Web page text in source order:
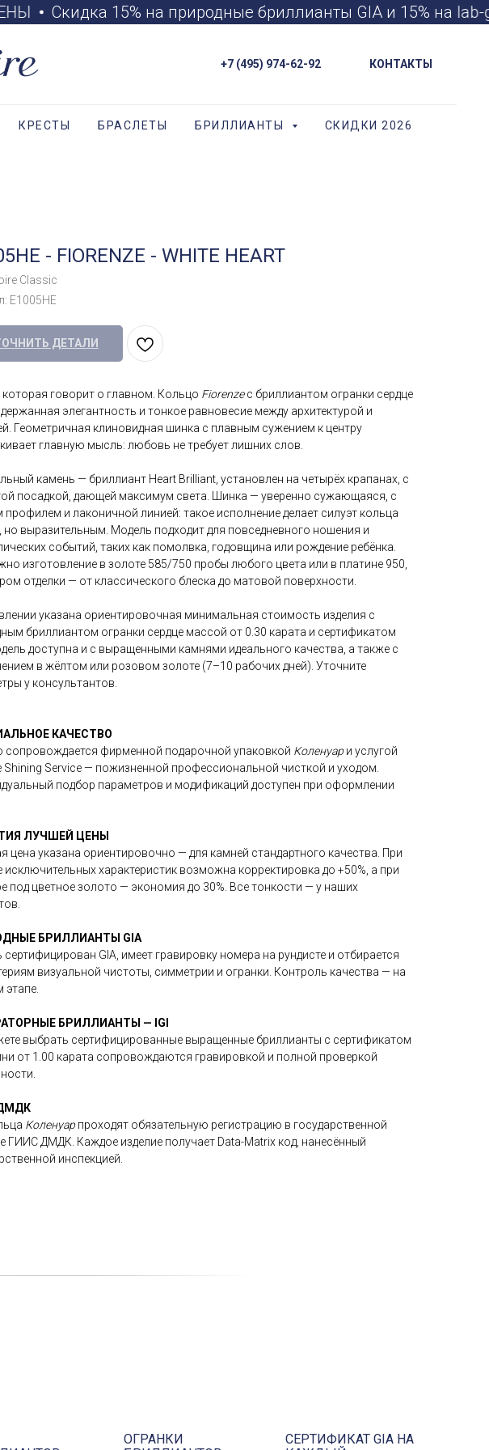
Скидка 15% на природные бриллианты GIA и 15% на
+7 (495) 974-62-92 КОНТАКТЫ
КРЕСТЫ БРАСЛЕТЫ БРИЛЛИАНТЫ СКИДКИ 2026
- FIORENZE - WHITE HEART
Classic
E1005HE
ДЕТАЛИ
говорит о главном. Кольцо Fiorenzeс бриллиантом огранки сердце
элегантность и тонкое равновесие между архитектурой и
Геометричная клиновидная шинка с плавным сужением к центру
главную мысль: любовь не требует лишних слов.
камень — бриллиант Heart Brilliant, установлен на четырёх крапанах, с
посадкой, дающей максимум света. Шинка — уверенно сужающаяся, с
профилем и лаконичной линией: такое исполнение делает силуэт кольца
но выразительным. Модель подходит для повседневного ношения и
событий, таких как помолвка, годовщина или рождение ребёнка.
изготовление в золоте 585/750 пробы любого цвета или в платине 950,
отделки — от классического блеска до матовой поверхности.
указана ориентировочная минимальная стоимость изделия с
бриллиантом огранки сердце массой от 0.30 карата и сертификатом
доступна и с выращенными камнями идеального качества, а также с
в жёлтом или розовом золоте (7–10 рабочих дней). Уточните
у консультантов.
КАЧЕСТВО
сопровождается фирменной подарочной упаковкой Коленуари услугой
Shining Service — пожизненной профессиональной чисткой и уходом.
подбор параметров и модификаций доступен при оформлении
ЛУЧШЕЙ ЦЕНЫ
цена указана ориентировочно — для камней стандартного качества. При
исключительных характеристик возможна корректировка до +50%, а при
под цветное золото — экономия до 30%. Все тонкости — у наших
БРИЛЛИАНТЫ GIA
сертифицирован GIA, имеет гравировку номера на рундисте и отбирается
визуальной чистоты, симметрии и огранки. Контроль качества — на
этапе.
БРИЛЛИАНТЫ — IGI
выбрать сертифицированные выращенные бриллианты с сертификатом
от 1.00 карата сопровождаются гравировкой и полной проверкой
Коленуарпроходят обязательную регистрацию в государственной
ГИИС ДМДК. Каждое изделие получает Data-Matrix код, нанесённый
инспекцией.
ОГРАНКИ
СЕРТИФИКАТ GIA НА